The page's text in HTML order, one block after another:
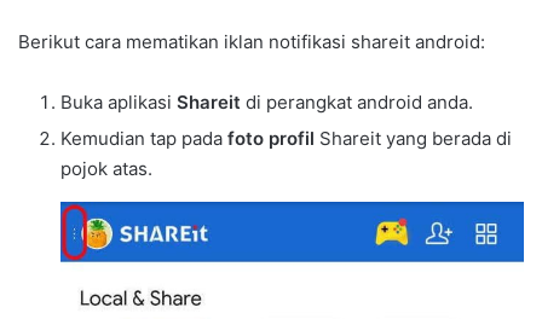
Berikut cara mematikan iklan notifikasi shareit android:
Buka aplikasi Shareit di perangkat android anda.
Kemudian tap pada foto profil Shareit yang berada di
pojok atas.